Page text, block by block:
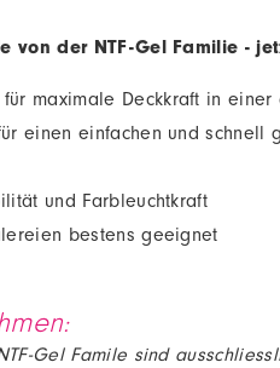
von der NTF-Gel Familie -
maximale Deckkraft in einer
einen einfachen und schnell
und Farbleuchtkraft
bestens geeignet
Gel Famile sind